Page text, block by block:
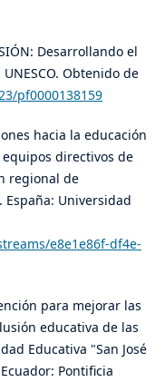
Desarrollando el
Obtenido de
pf0000138159
hacia la educación
directivos de
regional de
España: Universidad
e8e1e86f-df4e-
para mejorar las
educativa de las
Educativa "San José
Pontificia